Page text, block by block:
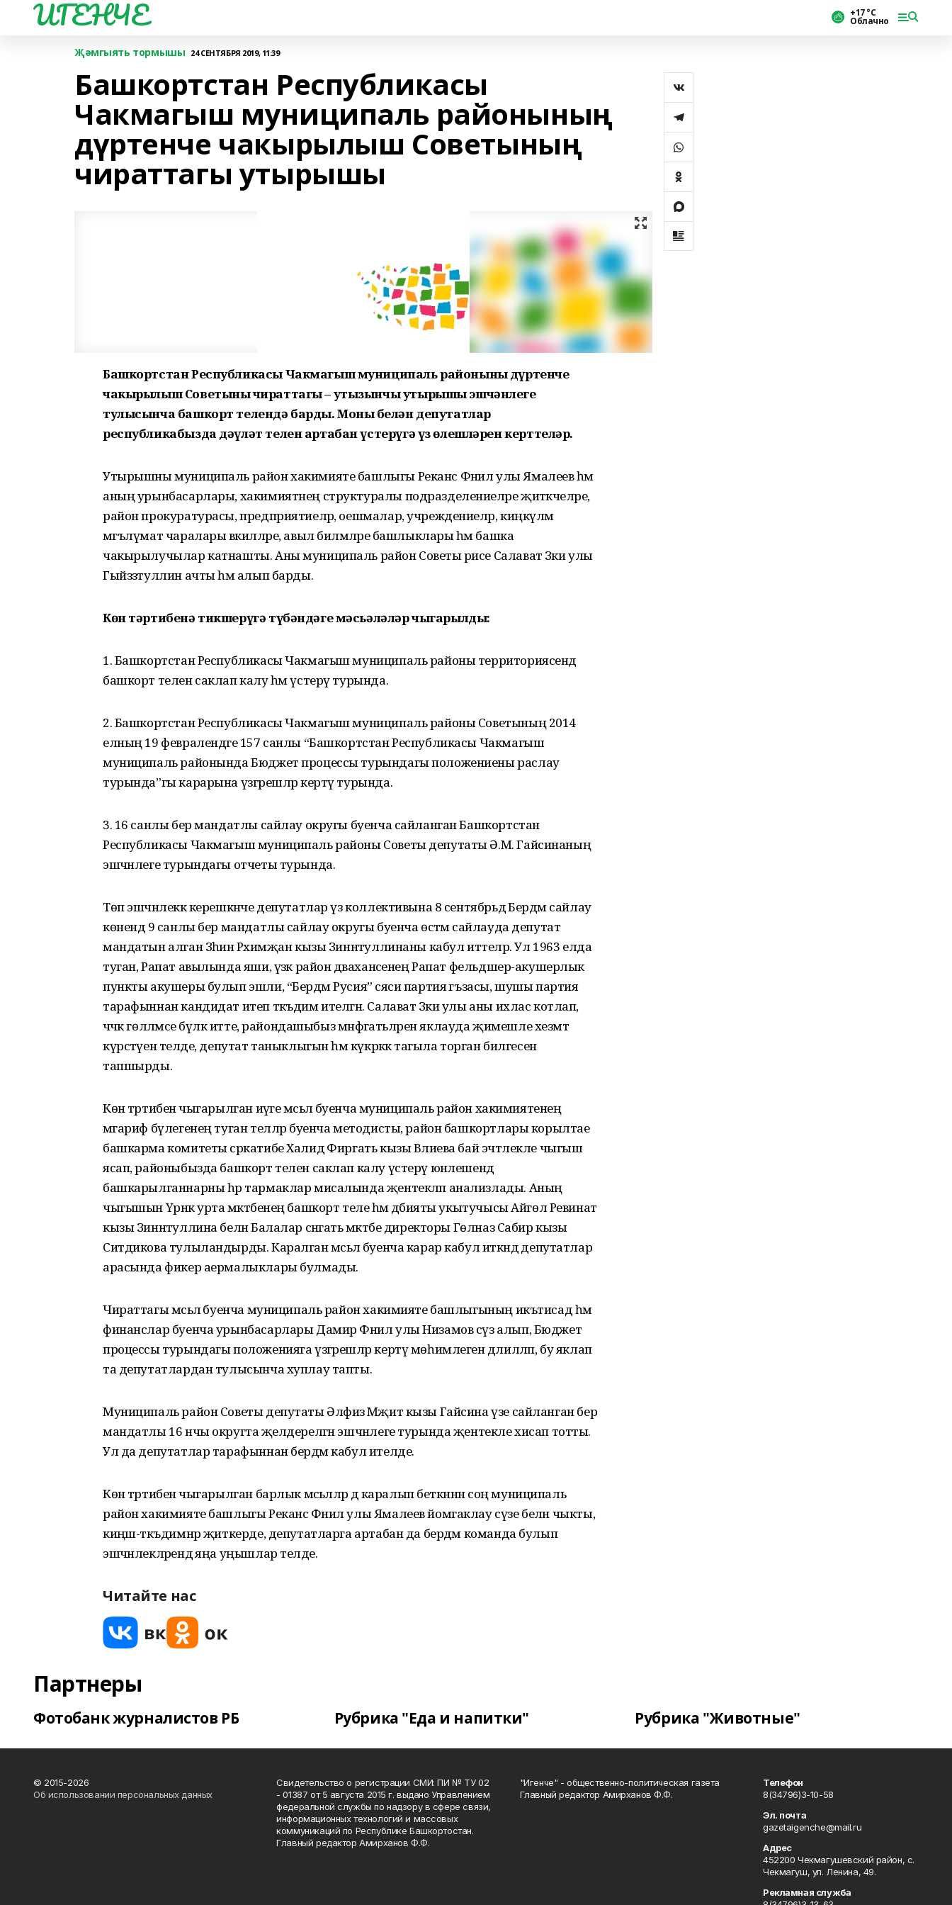
ИГЕНЧЕ +17 °С
Облачно
Җәмгыять тормышы 24 СЕНТЯБРЯ 2019, 11:39
Башкортстан Республикасы
Чакмагыш муниципаль районының
дүртенче чакырылыш Советының
чираттагы утырышы
Башкортстан Республикасы Чакмагыш муниципаль районының дүртенче
чакырылыш Советының чираттагы – утызынчы утырышы эшчәнлеге
тулысынча башкорт телендә барды. Моның белән депутатлар
республикабызда дәүләт телен артабан үстерүгә үз өлешләрен керттеләр.
Утырышны муниципаль район хакимияте башлыгы Реканс Фәнил улы Ямалеев һәм
аның урынбасарлары, хакимиятнең структуралы подразделениеләре җитәкчеләре,
район прокуратурасы, предприятиеләр, оешмалар, учреждениеләр, киңкүләм
мәгълүмат чаралары вәкилләре, авыл биләмәләре башлыклары һәм башка
чакырылучылар катнашты. Аны муниципаль район Советы рәисе Салават Зәки улы
Гыйззәтуллин ачты һәм алып барды.
Көн тәртибенә тикшерүгә түбәндәге мәсьәләләр чыгарылды:
1. Башкортстан Республикасы Чакмагыш муниципаль районы территориясендә
башкорт телен саклап калу һәм үстерү турында.
2. Башкортстан Республикасы Чакмагыш муниципаль районы Советының 2014
елның 19 февралендәге 157 санлы “Башкортстан Республикасы Чакмагыш
муниципаль районында Бюджет процессы турындагы положениены раслау
турында”гы карарына үзгәрешләр кертү турында.
3. 16 санлы бер мандатлы сайлау округы буенча сайланган Башкортстан
Республикасы Чакмагыш муниципаль районы Советы депутаты Ә.М. Гайсинаның
эшчәнлеге турындагы отчеты турында.
Төп эшчәнлеккә керешкәнче депутатлар үз коллективына 8 сентябрьдә Бердәм сайлау
көнендә 9 санлы бер мандатлы сайлау округы буенча өстәмә сайлауда депутат
мандатын алган Зәһинә Рәхимҗан кызы Зиннәтуллинаны кабул иттеләр. Ул 1963 елда
туган, Рапат авылында яши, үзәк район дәваханәсенең Рапат фельдшер-акушерлык
пункты акушеры булып эшли, “Бердәм Русия” сәяси партия әгъзасы, шушы партия
тарафыннан кандидат итеп тәкъдим ителгән. Салават Зәки улы аны ихлас котлап,
чәчәк гөлләмәсе бүләк итте, райондашыбыз мәнфәгатьләрен яклауда җимешле хезмәт
күрсәтүен теләде, депутат таныклыгын һәм күкрәккә тагыла торган билгесен
тапшырды.
Көн тәртибенә чыгарылган иәүге мәсьәлә буенча муниципаль район хакимиятенең
мәгариф бүлегенең туган телләр буенча методисты, район башкортлары корылтае
башкарма комитеты сәркатибе Халидә Фиргать кызы Вәлиева бай эчтәлекле чыгыш
ясап, районыбызда башкорт телен саклап калу үстерү юнәлешендә
башкарылганнарны һәр тармаклар мисалында җентекләп анализлады. Аның
чыгышын Үрнәк урта мәктәбенең башкорт теле һәм әдәбияты укытучысы Айгөл Ревинат
кызы Зиннәтуллина белән Балалар сәнгать мәктәбе директоры Гөлназ Сабир кызы
Ситдикова тулыландырды. Каралган мәсьәлә буенча карар кабул иткәндә депутатлар
арасында фикер аермалыклары булмады.
Чираттагы мәсьәлә буенча муниципаль район хакимияте башлыгының икътисад һәм
финанслар буенча урынбасарлары Дамир Фәнил улы Низамов сүз алып, Бюджет
процессы турындагы положенияга үзгәрешләр кертү мөһимлеген дәлилләп, бу яклап
та депутатлардан тулысынча хуплау тапты.
Муниципаль район Советы депутаты Әлфизә Мәҗит кызы Гайсина үзе сайланган бер
мандатлы 16 нчы округта җәелдерелгән эшчәнлеге турында җентекле хисап тотты.
Ул да депутатлар тарафыннан бердәм кабул ителде.
Көн тәртибенә чыгарылган барлык мәсьәләләр дә каралып беткәннән соң муниципаль
район хакимияте башлыгы Реканс Фәнил улы Ямалеев йомгаклау сүзе белән чыкты,
киңәш-тәкъдимнәр җиткерде, депутатларга артабан да бердәм команда булып
эшчәнлекләрендә яңа уңышлар теләде.
Читайте нас
Партнеры
Фотобанк журналистов РБ Рубрика "Еда и напитки" Рубрика "Животные"
© 2015-2026
Об использовании персональных данных
Свидетельство о регистрации СМИ: ПИ № ТУ 02
- 01387 от 5 августа 2015 г. выдано Управлением
федеральной службы по надзору в сфере связи,
информационных технологий и массовых
коммуникаций по Республике Башкортостан.
Главный редактор Амирханов Ф.Ф.
"Игенче" - общественно-политическая газета
Главный редактор Амирханов Ф.Ф.
Телефон
8(34796)3-10-58
Эл. почта
gazetaigenche@mail.ru
Адрес
452200 Чекмагушевский район, с.
Чекмагуш, ул. Ленина, 49.
Рекламная служба